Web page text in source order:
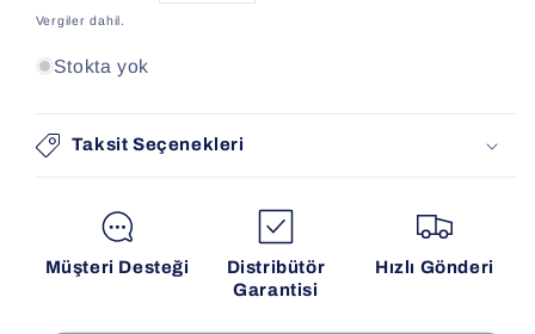
fiyat
Vergiler dahil.
Stokta yok
Taksit Seçenekleri
Müşteri Desteği
Distribütör
Garantisi
Hızlı Gönderi